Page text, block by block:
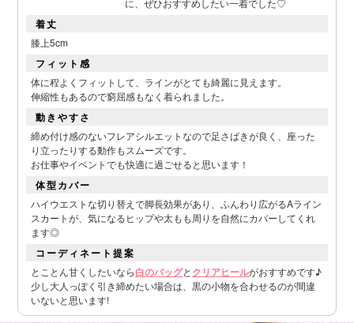
■スペック表
に、ぜひおすすめしたい一着でした♡
着丈
膝上5cm
フィット感
体に程よくフィットして、ラインがとても綺麗に見えます。
伸縮性もあるので窮屈感もなく着られました。
動きやすさ
締め付け感のないフレアシルエットなので足さばきが良く、座った
り立ったりする動作もスムーズです。
お仕事やイベントでも快適に過ごせると思います！
体型カバー
ハイウエストな切り替えで脚長効果があり、ふんわり広がるAライン
スカートが、気になるヒップや太もも周りを自然にカバーしてくれ
ます◎
コーディネート提案
とことん甘くしたいなら白のバッグと クリアヒールがおすすめです♪
少し大人っぽく引き締めたい場合は、黒の小物を合わせるのが間違
いないと思います!